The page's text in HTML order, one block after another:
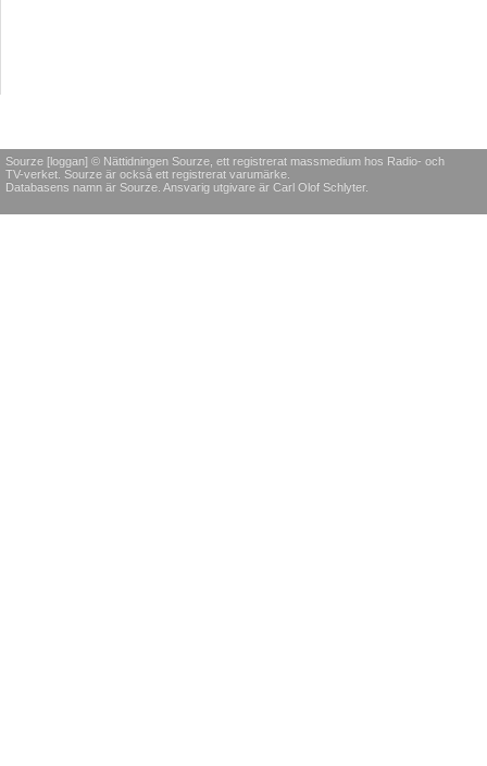
Sourze [loggan] © Nättidningen Sourze, ett registrerat massmedium hos Radio- och
TV-verket. Sourze är också ett registrerat varumärke.
Databasens namn är Sourze. Ansvarig utgivare är Carl Olof Schlyter.